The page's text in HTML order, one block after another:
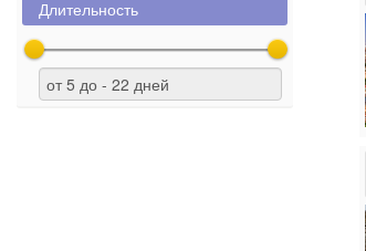
Длительность